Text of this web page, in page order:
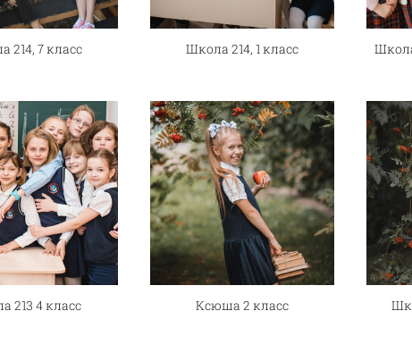
214, 7 класс Школа 214, 1 класс
213 4 класс Ксюша 2 класс